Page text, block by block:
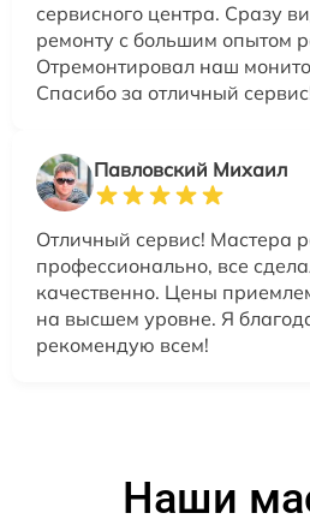
сервисного центра. Сразу
ремонту с большим опытом
Отремонтировал наш
Спасибо за отличный
Павловский Михаил
Отличный сервис! Мастера
профессионально, все
качественно. Цены
на высшем уровне. Я
рекомендую всем!
Наши